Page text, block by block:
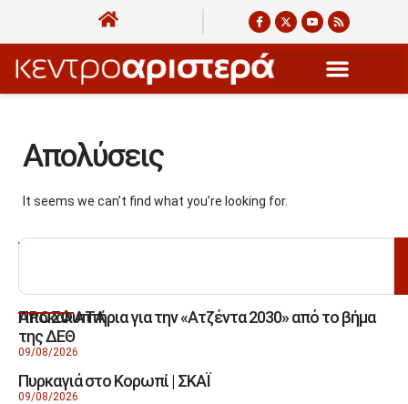
Απολύσεις
It seems we can’t find what you’re looking for.
ΑΝΑΖΗΤΗΣΗ
ΠΡΟΣΦΑΤΑ
Αποκαλυπτήρια για την «Ατζέντα 2030» από το βήμα
της ΔΕΘ
09/08/2026
Πυρκαγιά στο Κορωπί | ΣΚΑΪ
09/08/2026